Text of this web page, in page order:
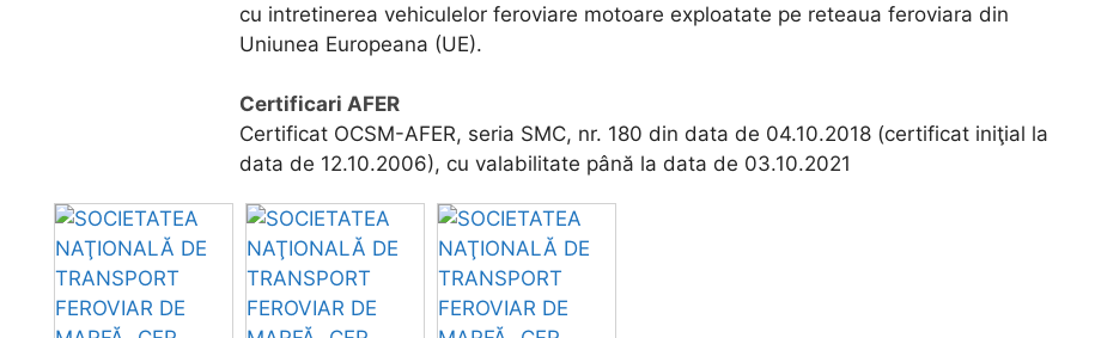
cu intretinerea vehiculelor feroviare motoare exploatate pe reteaua feroviara din
Uniunea Europeana (UE).
Certificari AFER
Certificat OCSM-AFER, seria SMC, nr. 180 din data de 04.10.2018 (certificat iniţial la
data de 12.10.2006), cu valabilitate până la data de 03.10.2021